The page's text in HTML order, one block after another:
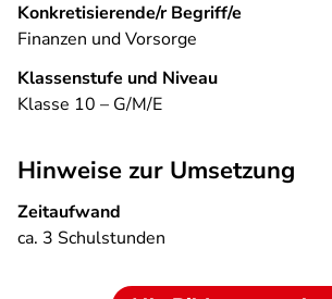
Konkretisierende/r Begriff/e
Finanzen und Vorsorge
Klassenstufe und Niveau
Klasse 10 – G/M/E
Hinweise zur Umsetzung
Zeitaufwand
ca. 3 Schulstunden